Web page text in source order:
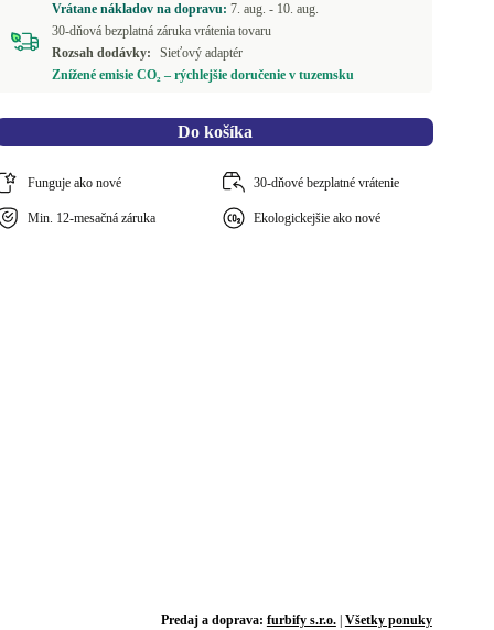
Vrátane nákladov na dopravu:7. aug. - 10. aug.
30-dňová bezplatná záruka vrátenia tovaru
Rozsah dodávky:
Sieťový adaptér
Znížené emisie CO₂ – rýchlejšie doručenie v tuzemsku
Do košíka
Funguje ako nové 30-dňové bezplatné vrátenie
Min. 12-mesačná záruka Ekologickejšie ako nové
Predaj a doprava: furbify s.r.o.| Všetky ponuky